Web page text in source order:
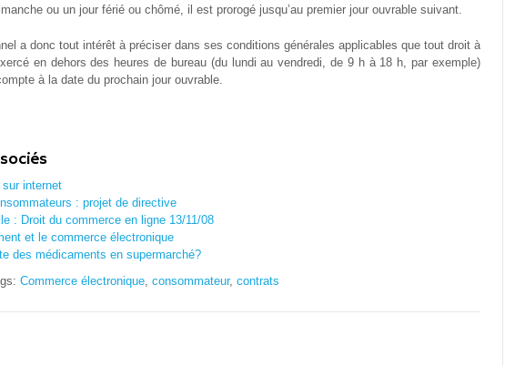
ou un jour férié ou chômé, il est prorogé jusqu’au premier jour ouvrable suivant.
a donc tout intérêt à préciser dans ses conditions générales applicables que tout droit à
en dehors des heures de bureau (du lundi au vendredi, de 9 h à 18 h, par exemple)
à la date du prochain jour ouvrable.
sur internet
: projet de directive
: Droit du commerce en ligne 13/11/08
et le commerce électronique
des médicaments en supermarché?
Commerce électronique, consommateur, contrats